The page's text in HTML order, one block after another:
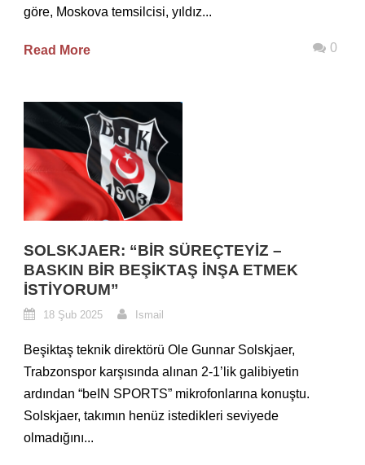
göre, Moskova temsilcisi, yıldız...
Read More 0
SOLSKJAER: “BIR SÜREÇTEYIZ –
BASKIN BIR BEŞIKTAŞ İNŞA ETMEK
İSTIYORUM”
18 Şub 2025 Ismail
Beşiktaş teknik direktörü Ole Gunnar Solskjaer,
Trabzonspor karşısında alınan 2-1’lik galibiyetin
ardından “beIN SPORTS” mikrofonlarına konuştu.
Solskjaer, takımın henüz istedikleri seviyede
olmadığını...